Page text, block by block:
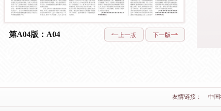
第A04版：A04 上一版 下一版
友情链接： 中